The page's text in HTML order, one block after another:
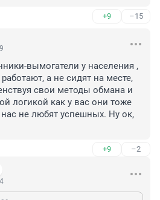
+9 –15
вымогатели у населения ,
а не сидят на месте,
свои методы обмана и
логикой как у вас они тоже
не любят успешных. Ну ок,
+9 –2